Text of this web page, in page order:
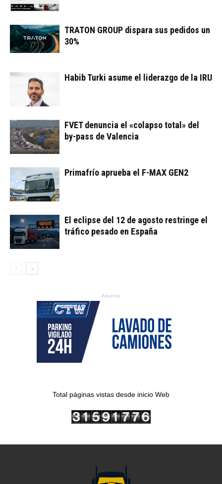
TRATON GROUP dispara sus pedidos un
30%
Habib Turki asume el liderazgo de la IRU
FVET denuncia el «colapso total» del
by-pass de Valencia
Primafrío aprueba el F-MAX GEN2
El eclipse del 12 de agosto restringe el
tráfico pesado en España
Anuncio
Total páginas vistas desde inicio Web